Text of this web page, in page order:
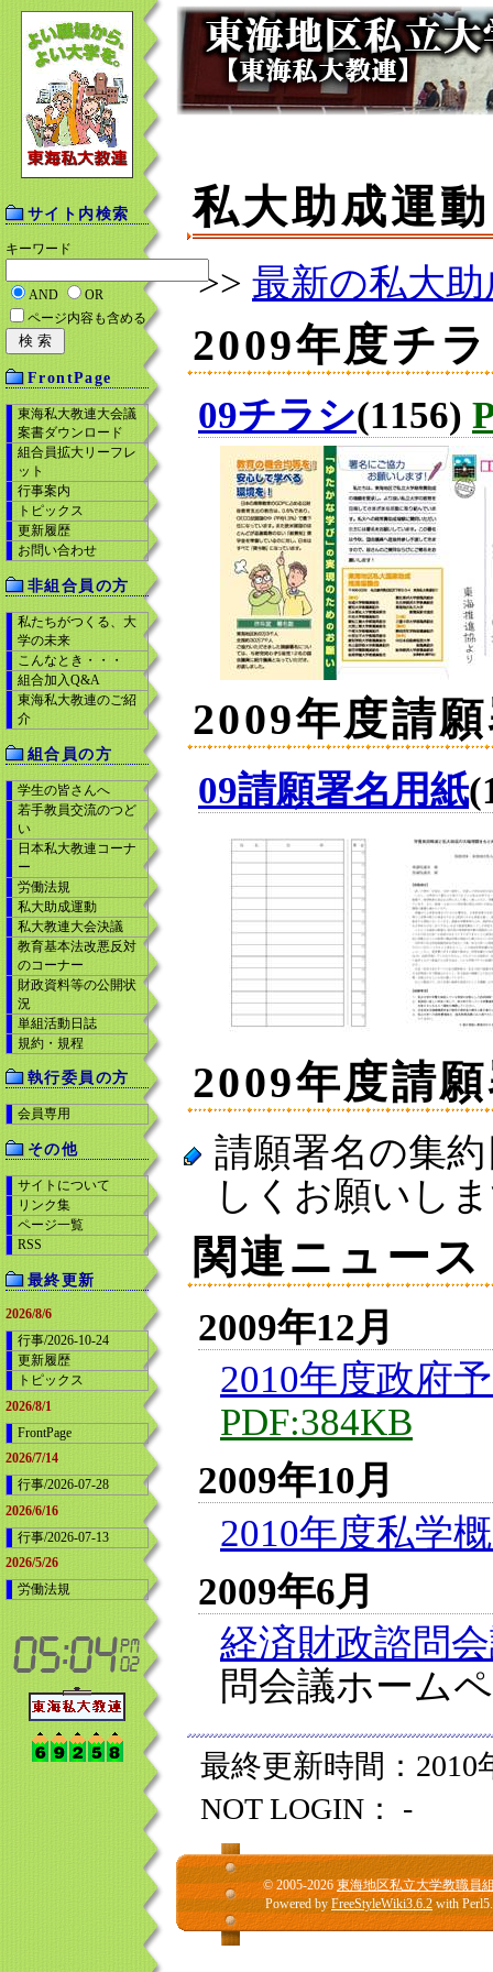
私大助成運
>> 最新の私大
2009年度チ
09チラシ(1156)
2009年度請
09請願署名用紙
2009年度請
請願署名の集
しくお願いし
関連ニュース
2009年12月
2010年度政府
PDF:384KB
2009年10月
2010年度私学
2009年6月
経済財政諮問
問会議ホーム
最終更新時間：2010
NOT LOGIN： -
© 2005-2026東海地区私立大学教職員
Powered by FreeStyleWiki3.6.2 with
サイト内検索
キーワード
AND
OR
ページ内容も含める
FrontPage
東海私大教連大会議
案書ダウンロード
組合員拡大リーフレ
ット
行事案内
トピックス
更新履歴
お問い合わせ
非組合員の方
私たちがつくる、大
学の未来
こんなとき・・・
組合加入Q&A
東海私大教連のご紹
介
組合員の方
学生の皆さんへ
若手教員交流のつど
い
日本私大教連コーナ
ー
労働法規
私大助成運動
私大教連大会決議
教育基本法改悪反対
のコーナー
財政資料等の公開状
況
単組活動日誌
規約・規程
執行委員の方
会員専用
その他
サイトについて
リンク集
ページ一覧
RSS
最終更新
2026/8/6
行事/2026-10-24
更新履歴
トピックス
2026/8/1
FrontPage
2026/7/14
行事/2026-07-28
2026/6/16
行事/2026-07-13
2026/5/26
労働法規